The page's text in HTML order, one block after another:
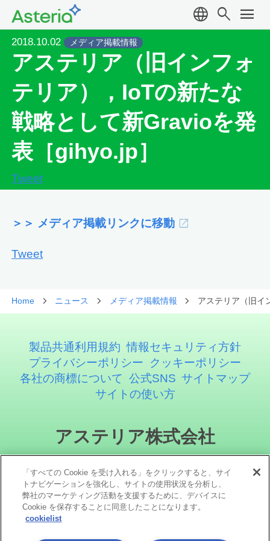
language search menu
2018.10.02 メディア掲載情報
アステリア（旧インフォ
テリア），IoTの新たな
戦略として新Gravioを発
表［gihyo.jp］
Tweet
＞＞ メディア掲載リンクに移動
Tweet
Home ニュース メディア掲載情報 アステリア（旧イ
製品共通利用規約 情報セキュリティ方針
プライバシーポリシー
クッキーポリシー
各社の商標について 公式SNS サイトマップ
サイトの使い方
アステリア株式会社
「すべての Cookie を受け入れる」をクリックすると、サイ
トナビゲーションを強化し、サイトの使用状況を分析し、
弊社のマーケティング活動を支援するために、デバイスに
Cookie を保存することに同意したことになります。
cookielist